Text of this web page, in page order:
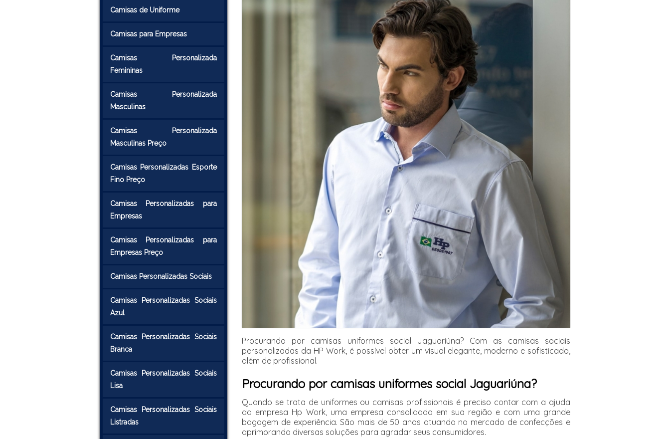
Camisas de Uniforme
Camisas para Empresas
Camisas Personalizada
Femininas
Camisas Personalizada
Masculinas
Camisas Personalizada
Masculinas Preço
Camisas Personalizadas Esporte
Fino Preço
Camisas Personalizadas para
Empresas
Camisas Personalizadas para
Empresas Preço
Camisas Personalizadas Sociais
Camisas Personalizadas Sociais
Azul
Camisas Personalizadas Sociais
Branca
Camisas Personalizadas Sociais
Lisa
Camisas Personalizadas Sociais
Listradas
Procurando por camisas uniformes social Jaguariúna? Com as camisas sociais
personalizadas da HP Work, é possível obter um visual elegante, moderno e sofisticado,
além de profissional.
Procurando por camisas uniformes social Jaguariúna?
Quando se trata de uniformes ou camisas profissionais é preciso contar com a ajuda
da empresa Hp Work, uma empresa consolidada em sua região e com uma grande
bagagem de experiência. São mais de 50 anos atuando no mercado de confecções e
aprimorando diversas soluções para agradar seus consumidores.